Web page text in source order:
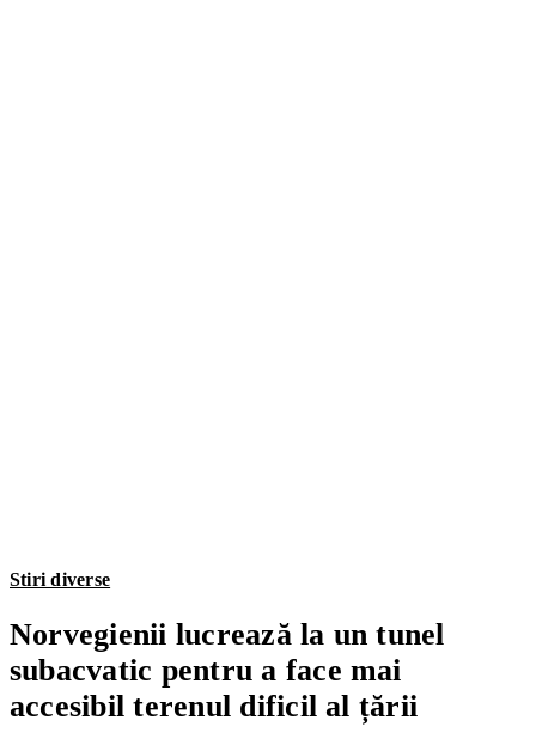
Stiri diverse
Norvegienii lucrează la un tunel
subacvatic pentru a face mai
accesibil terenul dificil al țării